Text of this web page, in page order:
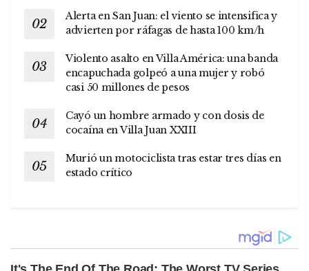
Alerta en San Juan: el viento se intensifica y
advierten por ráfagas de hasta 100 km/h
Violento asalto en Villa América: una banda
encapuchada golpeó a una mujer y robó
casi 50 millones de pesos
Cayó un hombre armado y con dosis de
cocaína en Villa Juan XXIII
Murió un motociclista tras estar tres días en
estado crítico